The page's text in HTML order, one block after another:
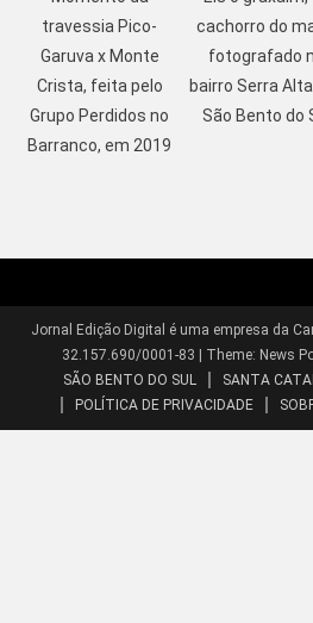
travessia Pico-
Garuva x Monte
Crista, feita pelo
Grupo Perdidos no
Barranco, em 2019
cachorro do
fotografado
bairro Serra
São Bento do
Jornal Edição Digital é uma empresa da
32.157.690/0001-83
Theme: News
SÃO BENTO DO SUL
SANTA
POLÍTICA DE PRIVACIDADE